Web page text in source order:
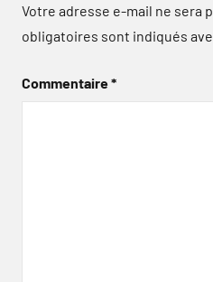
Votre adresse e-mail ne sera
obligatoires sont indiqués
Commentaire*